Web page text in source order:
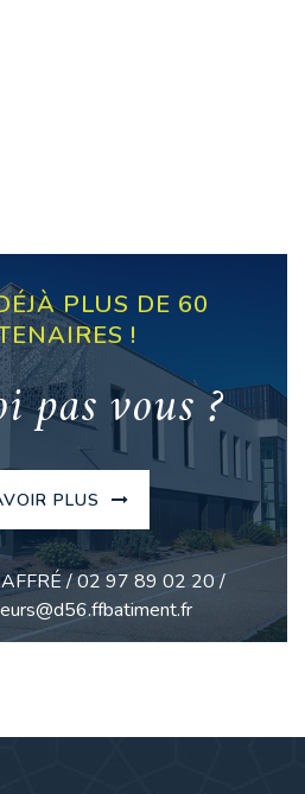
PLUS DE 60
!
pas vous ?
PLUS
/ 02 97 89 02 20 /